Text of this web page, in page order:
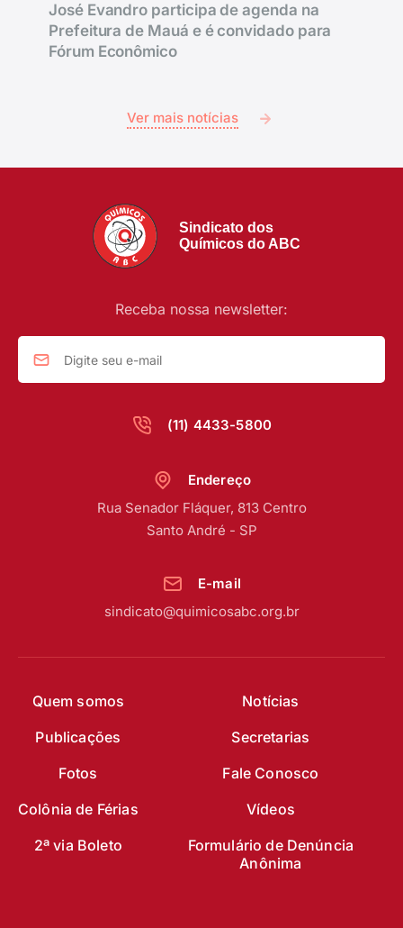
José Evandro participa de agenda na
Prefeitura de Mauá e é convidado para
Fórum Econômico
Ver mais notícias
Sindicato dos
Químicos do ABC
(11) 4433-5800
Receba nossa newsletter:
Quem somos
Notícias
Publicações
Secretarias
Fotos
Fale Conosco
Colônia de Férias
Vídeos
2ª via Boleto
Formulário de Denúncia
Anônima
Endereço
Rua Senador Fláquer, 813 Centro
Santo André - SP
E-mail
sindicato@quimicosabc.org.br